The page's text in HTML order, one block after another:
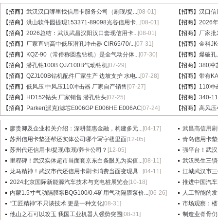
【招商】 武汉汉口哪里找信用卡服务公司（刷现/提...[08-01] 【招商】 汉口信
【招商】 洪山软件园提现153371-89098光谷信用卡...[08-01] 【招商】 2026
【招商】 2026总结：武汉武昌汉阳汉口套现信用卡...[08-01] 【招商】 厂家
【招商】 厂家直销高中低压潜孔冲击器 CIR65/70/...[07-31] 【招商】 金科
【招商】
KQZ-90（常俗称圆盘钻机）是全气动分体...[07-30] 【招商】 爆破孔
【招商】 潜孔钻100B QJZ100B气动钻机[07-29] 【招商】 380冲
【招商】 QZJ100B钻机配件厂家生产 边坡支护 水电...[07-28] 【招商】 带有
【招商】 低风压 中风压110冲击器 厂家自产销售 [07-27] 【招商】 110冲
【招商】
HD152钻头 厂家销售 潜孔钻头[07-25] 【招商】 340-
【招商】
Parker(派克)滤芯E006GP E006HE E006AC [07-24] 【招商】 高风压
廖贵卿及企业相关介绍：深耕普惠金融，构建多元...[04-17]
武昌高信用
苏州信用卡垫还帮还实体公司哪个写字楼里面[12-05]
青岛信用卡
苏州代还信用卡/提现/取现/养卡公司？ [12-05]
强平台！武
里程碑！武汉实体超市当面套京东白条眼见为实值...[08-11]
武汉民生三
龙马精神！武汉市代还信用卡刷卡消费当面变现具...[04-11]
江城武汉市
2024北京国际新能源汽车技术与充电桩展览会[10-18]
推进中国汽
内蒙1.5寸气动隔膜泵BQG100/0.4矿用气动隔膜泵价...[06-26]
人工智能的
“工匠精神”不只谈技术 更是一种文化[08-31]
市场观察：
他山之石可以攻玉 我国工业机器人强势突围 [08-31]
制造业脊骨